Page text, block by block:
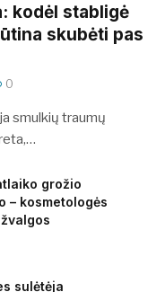
kodėl stabligė
skubėti pas
0
smulkių traumų
grožio
– kosmetologės
sulėtėja